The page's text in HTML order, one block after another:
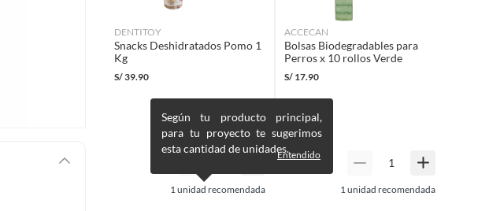
DENTITOY
Snacks Deshidratados Pomo 1
Kg
S/39.90
1 unidad recomendada
Según tu producto principal,
para tu proyecto te sugerimos
esta cantidad de unidades.Entendido
ACCECAN
Bolsas Biodegradables para
Perros x 10 rollos Verde
S/ 17.90
1 unidad recomendada